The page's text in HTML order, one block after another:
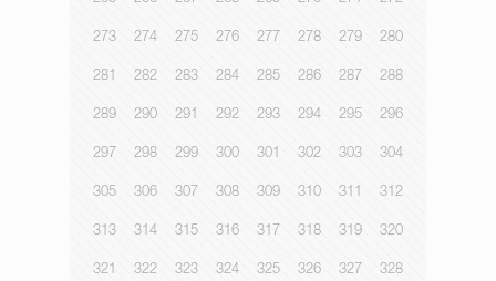
273 274 275 276 277 278 279 280
281 282 283 284 285 286 287 288
289 290 291 292 293 294 295 296
297 298 299 300 301 302 303 304
305 306 307 308 309 310 311 312
313 314 315 316 317 318 319 320
321 322 323 324 325 326 327 328